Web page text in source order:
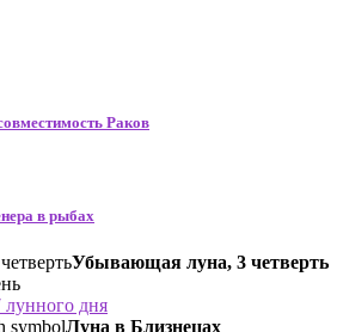
Раков
в рыбах
Убывающая луна, 3 четверть
дня
Луна в Близнецах